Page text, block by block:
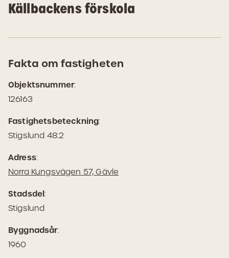
Källbackens förskola
Fakta om fastigheten
Objektsnummer:
126163
Fastighetsbeteckning:
Stigslund 48:2
Adress:
Norra Kungsvägen 57, Gävle
Stadsdel:
Stigslund
Byggnadsår:
1960